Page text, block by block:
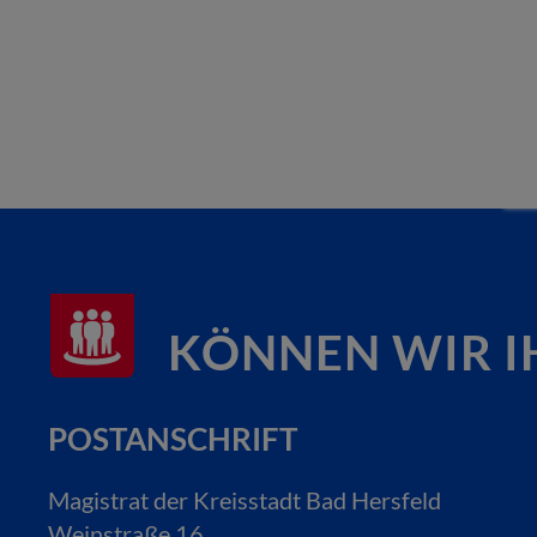
KÖNNEN WIR
POSTANSCHRIFT
Magistrat der Kreisstadt Bad Hersfeld